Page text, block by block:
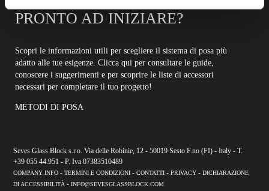
PRONTO AD INIZIARE?
Scopri le informazioni utili per scegliere il sistema di posa più
adatto alle tue esigenze. Clicca qui per consultare le guide,
conoscere i suggerimenti e per scoprire le liste di accessori
necessari per completare il tuo progetto!
METODI DI POSA
Seves Glass Block s.r.o. Via delle Robinie, 12 - 50019 Sesto F.no (FI) - Italy - T.
+39 055 44.951 - P. Iva 07383510489
COMPANY INFO -TERMINI E CONDIZIONI -CONTATTI -PRIVACY -DICHIARAZIONE
DI ACCESSIBILITÀ -INFO@SEVESGLASSBLOCK.COM